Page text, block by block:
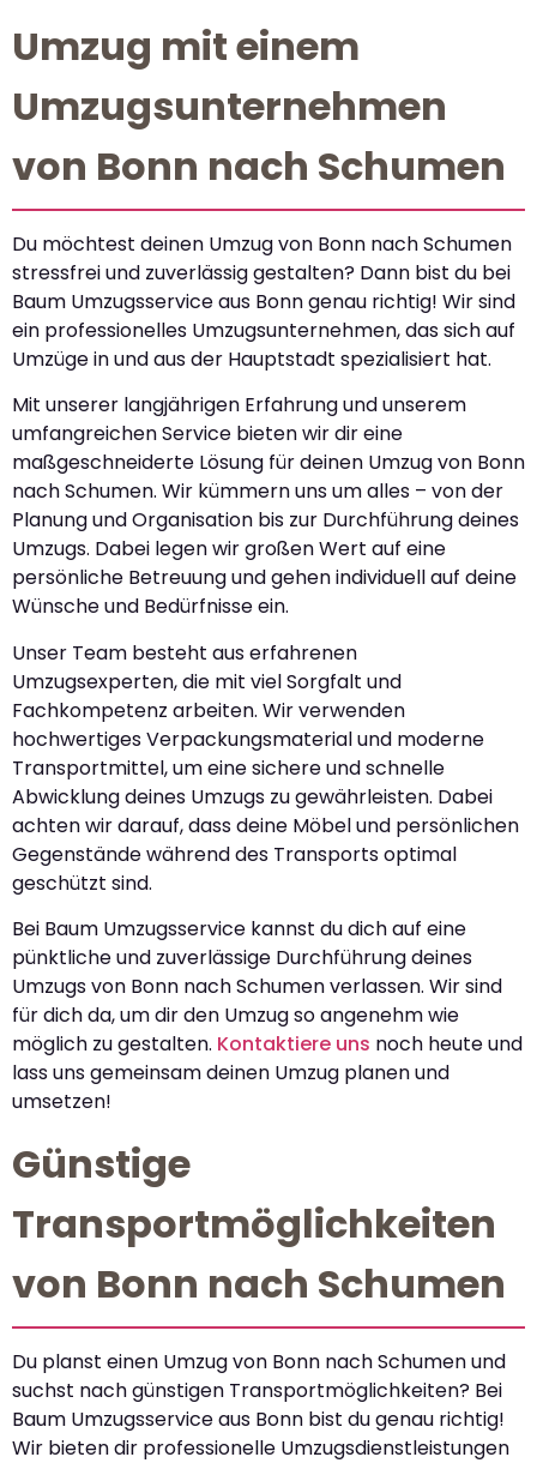
Umzug mit einem
Umzugsunternehmen
von Bonn nach Schumen
Du möchtest deinen Umzug von Bonn nach Schumen
stressfrei und zuverlässig gestalten? Dann bist du bei
Baum Umzugsservice aus Bonn genau richtig! Wir sind
ein professionelles Umzugsunternehmen, das sich auf
Umzüge in und aus der Hauptstadt spezialisiert hat.
Mit unserer langjährigen Erfahrung und unserem
umfangreichen Service bieten wir dir eine
maßgeschneiderte Lösung für deinen Umzug von Bonn
nach Schumen. Wir kümmern uns um alles – von der
Planung und Organisation bis zur Durchführung deines
Umzugs. Dabei legen wir großen Wert auf eine
persönliche Betreuung und gehen individuell auf deine
Wünsche und Bedürfnisse ein.
Unser Team besteht aus erfahrenen
Umzugsexperten, die mit viel Sorgfalt und
Fachkompetenz arbeiten. Wir verwenden
hochwertiges Verpackungsmaterial und moderne
Transportmittel, um eine sichere und schnelle
Abwicklung deines Umzugs zu gewährleisten. Dabei
achten wir darauf, dass deine Möbel und persönlichen
Gegenstände während des Transports optimal
geschützt sind.
Bei Baum Umzugsservice kannst du dich auf eine
pünktliche und zuverlässige Durchführung deines
Umzugs von Bonn nach Schumen verlassen. Wir sind
für dich da, um dir den Umzug so angenehm wie
möglich zu gestalten. Kontaktiere uns noch heute und
lass uns gemeinsam deinen Umzug planen und
umsetzen!
Günstige
Transportmöglichkeiten
von Bonn nach Schumen
Du planst einen Umzug von Bonn nach Schumen und
suchst nach günstigen Transportmöglichkeiten? Bei
Baum Umzugsservice aus Bonn bist du genau richtig!
Wir bieten dir professionelle Umzugsdienstleistungen